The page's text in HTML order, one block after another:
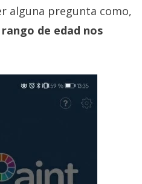
alguna pregunta como,
de edad nos